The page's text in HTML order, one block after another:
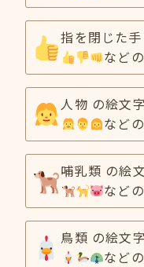
指を閉じた
など
人物 の絵文
など
哺乳類 の絵
など
鳥類 の絵文
など